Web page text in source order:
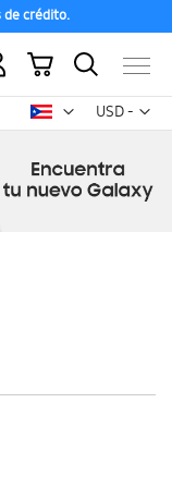
crédito.
USD -
dólar
Mi carrito